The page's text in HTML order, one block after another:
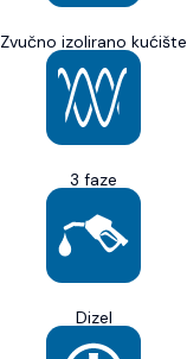
Zvučno izolirano kućište
3 faze
Dizel